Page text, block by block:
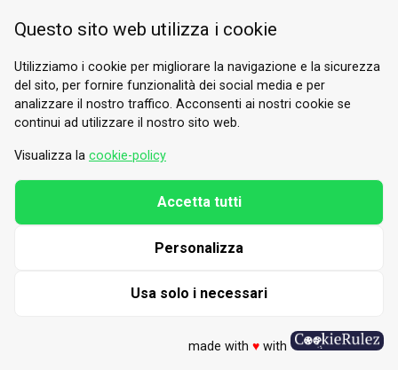
PRIVACY POLICY
© 2026 Valle di Susa
Tesori di Arte e Cultura Alpina
Tel.
E-mail.info@vallesusa-tesori.it
Questo sito web utilizza i cookie
Utilizziamo i cookie per migliorare la navigazione e la sicurezza
del sito, per fornire funzionalità dei social media e per
analizzare il nostro traffico. Acconsenti ai nostri cookie se
continui ad utilizzare il nostro sito web.
Visualizza la cookie-policy
Usa solo i necessari
Personalizza
Accetta tutti
made with ♥with